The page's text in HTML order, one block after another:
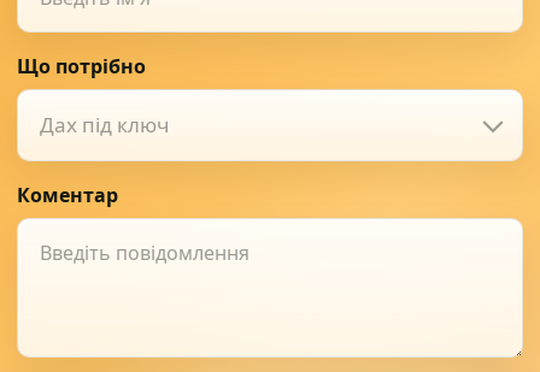
Що потрібно
Дах під ключ
Коментар